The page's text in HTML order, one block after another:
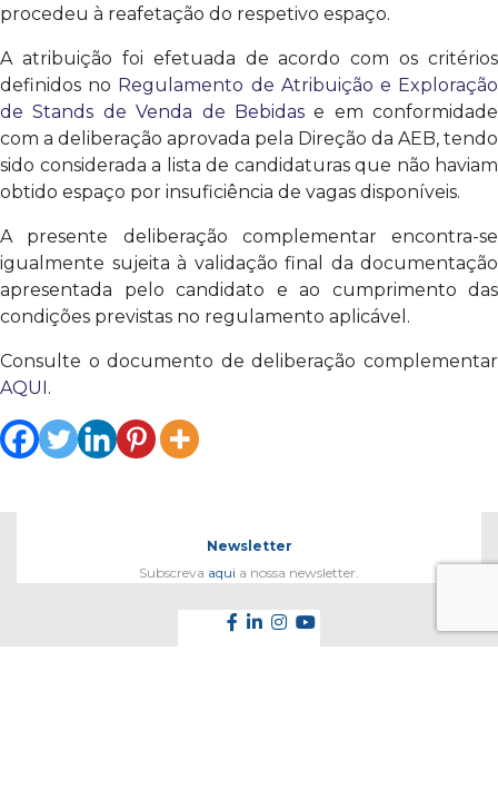
procedeu à reafetação do respetivo espaço.
A atribuição foi efetuada de acordo com os critérios
definidos no Regulamento de Atribuição e Exploração
de Stands de Venda de Bebidase em conformidade
com a deliberação aprovada pela Direção da AEB, tendo
sido considerada a lista de candidaturas que não haviam
obtido espaço por insuficiência de vagas disponíveis.
A presente deliberação complementar encontra-se
igualmente sujeita à validação final da documentação
apresentada pelo candidato e ao cumprimento das
condições previstas no regulamento aplicável.
Consulte o documento de deliberação complementar
AQUI.
Newsletter
Subscreva aqui a nossa newsletter.